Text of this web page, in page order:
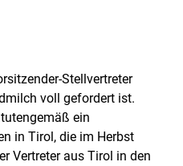
Stellvertreter
voll gefordert ist.
ein
in Tirol, die im Herbst
Vertreter aus Tirol in den